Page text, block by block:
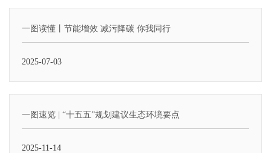
一图读懂丨节能增效 减污降碳 你我同行
2025-07-03
一图速览 | “十五五”规划建议生态环境要点
2025-11-14